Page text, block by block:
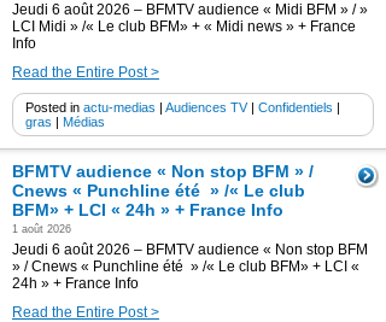
Jeudi 6 août 2026 – BFMTV audience « Midi BFM » / »
LCI Midi » /« Le club BFM» + « Midi news » + France
Info
Read the Entire Post >
Posted in actu-medias | Audiences TV| Confidentiels |
gras | Médias
BFMTV audience « Non stop BFM » /
Cnews « Punchline été » /« Le club
BFM» + LCI « 24h » + France Info
1 août 2026
Jeudi 6 août 2026 – BFMTV audience « Non stop BFM
» / Cnews « Punchline été » /« Le club BFM» + LCI «
24h » + France Info
Read the Entire Post >